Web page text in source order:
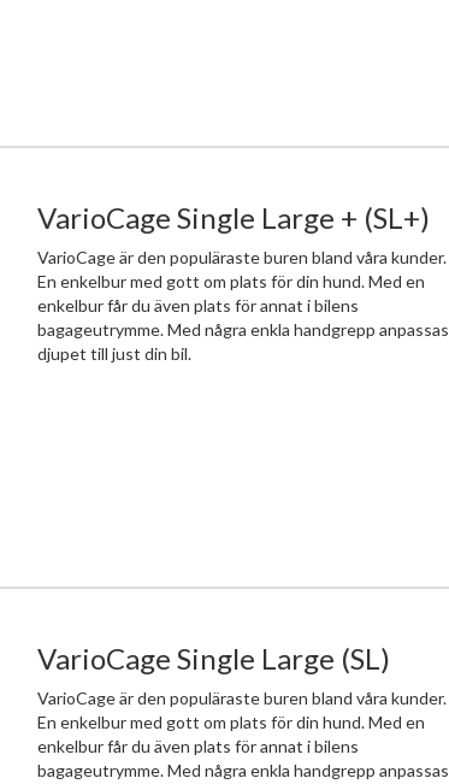
VarioCage Single Large + (SL+)
VarioCage är den populäraste buren bland våra kunder.
En enkelbur med gott om plats för din hund. Med en
enkelbur får du även plats för annat i bilens
bagageutrymme. Med några enkla handgrepp anpassas
djupet till just din bil.
VarioCage Single Large (SL)
VarioCage är den populäraste buren bland våra kunder.
En enkelbur med gott om plats för din hund. Med en
enkelbur får du även plats för annat i bilens
bagageutrymme. Med några enkla handgrepp anpassas